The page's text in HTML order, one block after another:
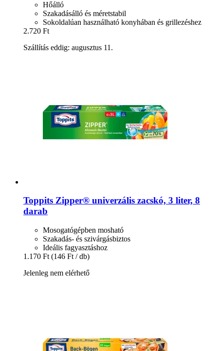
Hőálló
Szakadásálló és méretstabil
Sokoldalúan használható konyhában és grillezéshez
2.720 Ft
Szállítás eddig: augusztus 11.
Toppits Zipper® univerzális zacskó, 3 liter, 8
darab
Mosogatógépben mosható
Szakadás- és szivárgásbiztos
Ideális fagyasztáshoz
1.170 Ft (146 Ft / db)
Jelenleg nem elérhető